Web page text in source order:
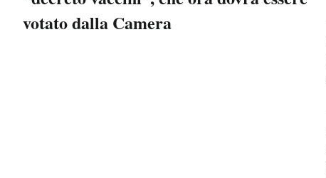
votato dalla Camera